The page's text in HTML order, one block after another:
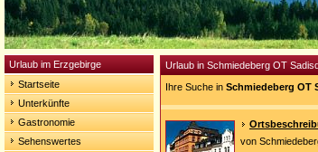
Urlaub im Erzgebirge
Startseite
Unterkünfte
Gastronomie
Sehenswertes
Urlaub in Schmiedeberg OT
Ihre Suche in Schmiedeberg OT
von